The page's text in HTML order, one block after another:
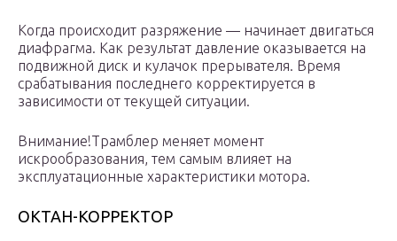
Когда происходит разряжение — начинает двигаться
диафрагма. Как результат давление оказывается на
подвижной диск и кулачок прерывателя. Время
срабатывания последнего корректируется в
зависимости от текущей ситуации.
Внимание!Трамблер меняет момент
искрообразования, тем самым влияет на
эксплуатационные характеристики мотора.
ОКТАН-КОРРЕКТОР